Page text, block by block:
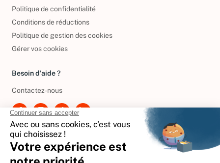
Politique de confidentialité
Conditions de réductions
Politique de gestion des cookies
Gérer vos cookies
Besoin d'aide ?
Contactez-nous
International
🇪🇸Espagne